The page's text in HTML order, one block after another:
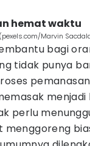
hemat waktu
Marvin
bagi
tidak punya
menjadi
perlu
menggoreng